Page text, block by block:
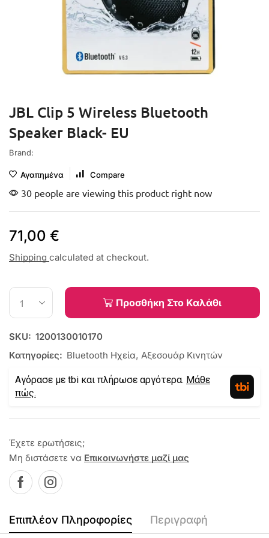
JBL Clip 5 Wireless Bluetooth
Speaker Black- EU
Brand:
Αγαπημένα Compare
30 people are viewing this product right now
71,00 €
Shipping calculated at checkout.
Προσθήκη Στο Καλάθι
SKU: 1200130010170
Κατηγορίες: Bluetooth Ηχεία, Αξεσουάρ Κινητών
Αγόρασε με tbi και πλήρωσε αργότερα. Μάθε
πώς.
Έχετε ερωτήσεις;
Μη διστάσετε να Επικοινωνήστε μαζί μας
Επιπλέον Πληροφορίες Περιγραφή